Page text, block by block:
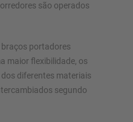
são operados
portadores
maior flexibilidade, os
diferentes materiais
segundo